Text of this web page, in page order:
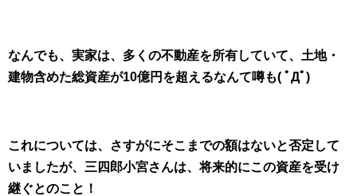
なんでも、実家は、多くの不動産を所有していて、土地・
建物含めた総資産が10億円を超えるなんて噂も( ﾟДﾟ)
これについては、さすがにそこまでの額はないと否定して
いましたが、三四郎小宮さんは、将来的にこの資産を受け
継ぐとのこと！